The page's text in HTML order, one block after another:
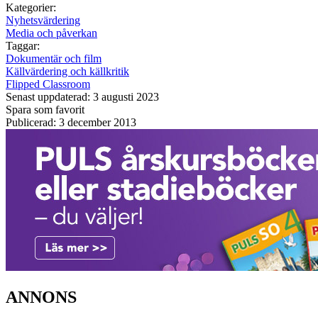
Kategorier:
Nyhetsvärdering
Media och påverkan
Taggar:
Dokumentär och film
Källvärdering och källkritik
Flipped Classroom
Senast uppdaterad: 3 augusti 2023
Spara som favorit
Publicerad: 3 december 2013
ANNONS